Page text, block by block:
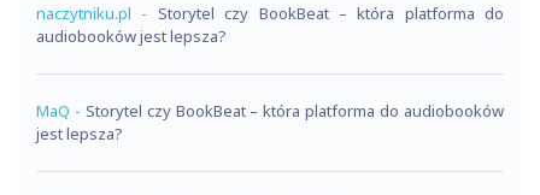
naczytniku.pl - Storytel czy BookBeat – która platforma do
audiobooków jest lepsza?
MaQ - Storytel czy BookBeat – która platforma do audiobooków
jest lepsza?